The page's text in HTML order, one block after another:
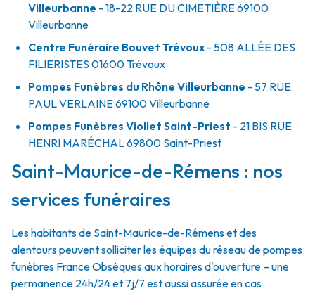
Villeurbanne - 18-22 RUE DU CIMETIÈRE69100
Villeurbanne
Centre Funéraire Bouvet Trévoux - 508 ALLÉE DES
FILIERISTES 01600 Trévoux
Pompes Funèbres du Rhône Villeurbanne - 57 RUE
PAUL VERLAINE69100Villeurbanne
Pompes Funèbres Viollet Saint-Priest - 21 BIS RUE
HENRI MARÉCHAL69800 Saint-Priest
Saint-Maurice-de-Rémens : nos
services funéraires
Les habitants de Saint-Maurice-de-Rémens et des
alentours peuvent solliciter les équipes du réseau de pompes
funèbres France Obsèques aux horaires d'ouverture – une
permanence 24h/24 et 7j/7 est aussi assurée en cas